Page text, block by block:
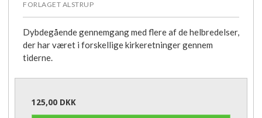
FORLAGET ALSTRUP
Dybdegående gennemgang med flere af de helbredelser,
der har været i forskellige kirkeretninger gennem
tiderne.
125,00 DKK